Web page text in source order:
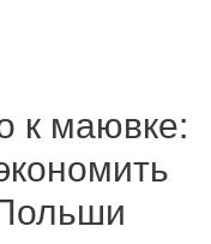
к маювке: